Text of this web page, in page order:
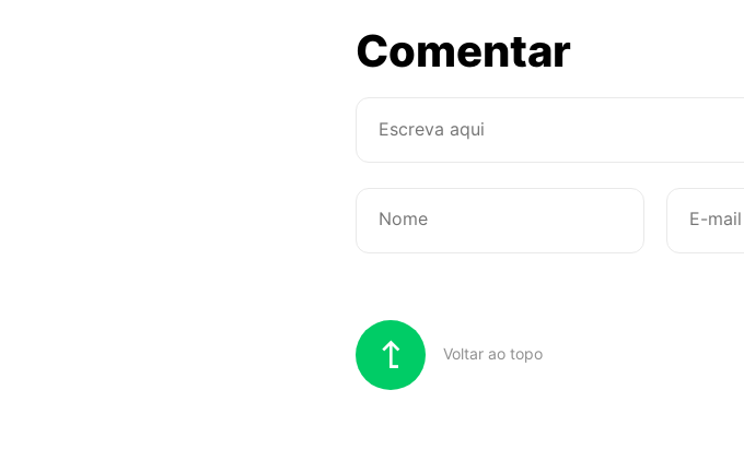
Comentarsobre
pergunte
Voltar ao topo